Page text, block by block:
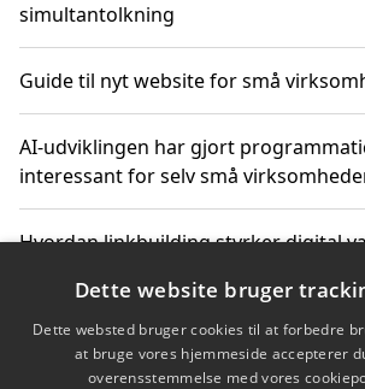
simultantolkning
Guide til nyt website for små
AI-udviklingen har gjort
interessant for selv små
Hvordan linkbuilding styrker digital
Sådan har udviklingen inden for
ændret sig
Dette website bruger
Dette websted bruger cookies til at forbedre
at bruge vores hjemmeside accepterer
overensstemmelse med vores